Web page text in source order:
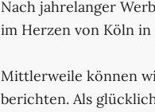
Nach jahrelanger
im Herzen von Köln in
Mittlerweile können
berichten. Als